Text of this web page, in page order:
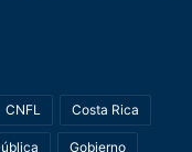
CNFL Costa Rica
Gobierno